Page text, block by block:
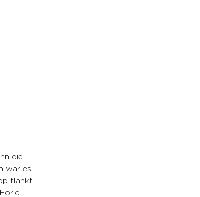
die
war es
flankt